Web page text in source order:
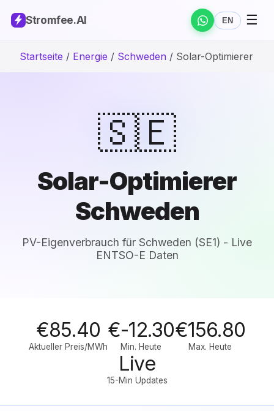
Stromfee.AI EN ☰
Startseite / Energie / Schweden / Solar-Optimierer
🇸🇪
Solar-Optimierer
Schweden
PV-Eigenverbrauch für Schweden (SE1) - Live
ENTSO-E Daten
€85.40
Aktueller Preis/MWh
€-12.30
Min. Heute
€156.80
Max. Heute
Live
15-Min Updates